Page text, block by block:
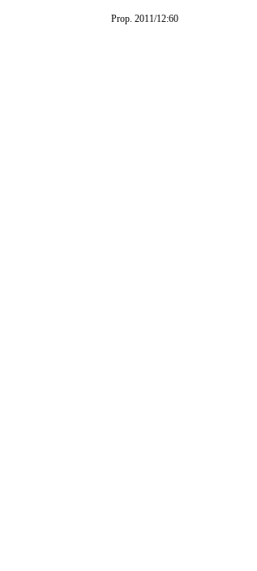
Prop. 2011/12:60